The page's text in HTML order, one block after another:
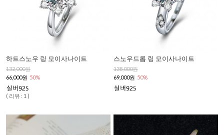
하트스노우 링 모이사나이트
132,000원
66,000원 50%
( 리뷰 : 1 )
스노우드롭 링 모이사나이트
138,000원
69,000원 50%